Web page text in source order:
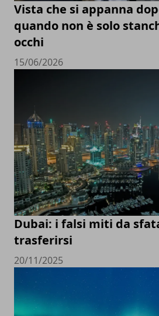
Vista che si appanna
quando non è solo
occhi
15/06/2026
Dubai: i falsi miti da
trasferirsi
20/11/2025